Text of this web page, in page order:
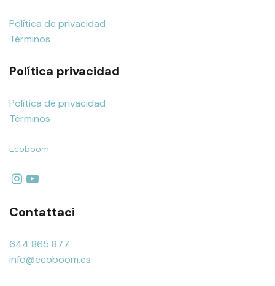
Política de privacidad
Términos
Política privacidad
Política de privacidad
Términos
Ecoboom
Contattaci
644 865 877
info@ecoboom.es